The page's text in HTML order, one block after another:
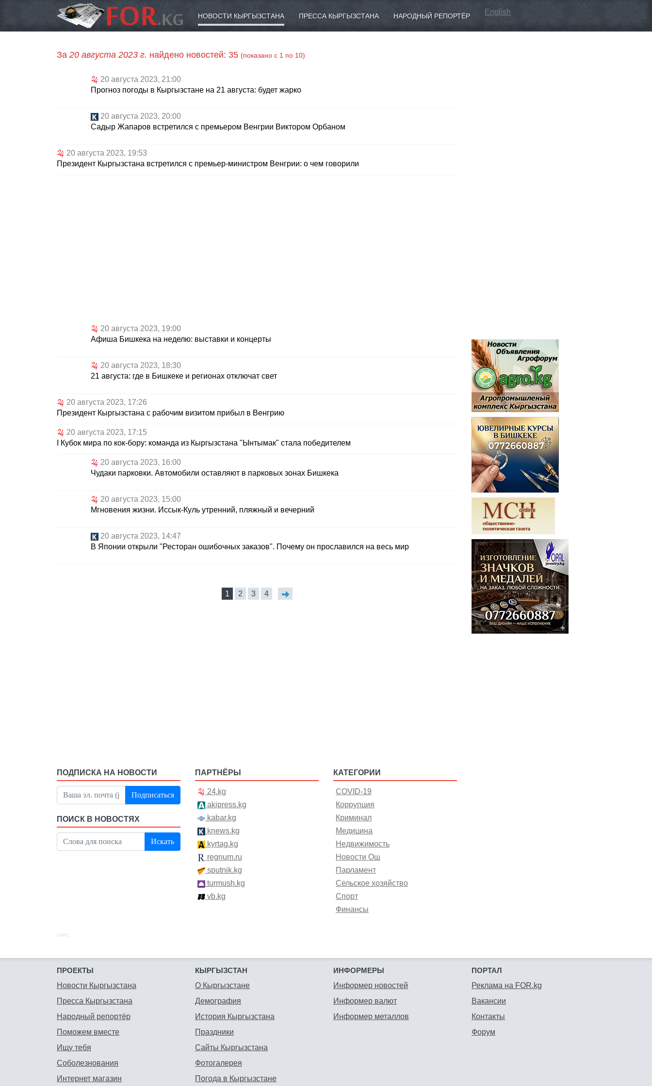
НОВОСТИ КЫРГЫЗСТАНА ПРЕССА КЫРГЫЗСТАНА НАРОДНЫЙ РЕПОРТЁР English
За 20 августа 2023 г. найдено новостей: 35 (показано с 1 по 10)
20 августа 2023, 21:00
Прогноз погоды в Кыргызстане на 21 августа: будет жарко
20 августа 2023, 20:00
Садыр Жапаров встретился с премьером Венгрии Виктором Орбаном
20 августа 2023, 19:53
Президент Кыргызстана встретился с премьер-министром Венгрии: о чем говорили
20 августа 2023, 19:00
Афиша Бишкека на неделю: выставки и концерты
20 августа 2023, 18:30
21 августа: где в Бишкеке и регионах отключат свет
20 августа 2023, 17:26
Президент Кыргызстана с рабочим визитом прибыл в Венгрию
20 августа 2023, 17:15
I Кубок мира по кок-бору: команда из Кыргызстана "Ынтымак" стала победителем
20 августа 2023, 16:00
Чудаки парковки. Автомобили оставляют в парковых зонах Бишкека
20 августа 2023, 15:00
Мгновения жизни. Иссык-Куль утренний, пляжный и вечерний
20 августа 2023, 14:47
В Японии открыли "Ресторан ошибочных заказов". Почему он прославился на весь мир
1 2 3 4
ПОДПИСКА НА НОВОСТИ
Подписаться
ПОИСК В НОВОСТЯХ
Искать
ПАРТНЁРЫ
24.kg
akipress.kg
kabar.kg
knews.kg
kyrtag.kg
regnum.ru
sputnik.kg
turmush.kg
vb.kg
КАТЕГОРИИ
COVID-19
Коррупция
Криминал
Медицина
Недвижимость
Новости Ош
Парламент
Сельское хозяйство
Спорт
Финансы
SAPE:
ПРОЕКТЫ
Новости Кыргызстана
Пресса Кыргызстана
Народный репортёр
Поможем вместе
Ищу тебя
Соболезнования
Интернет магазин
КЫРГЫЗСТАН
О Кыргызстане
Демография
История Кыргызстана
Праздники
Сайты Кыргызстана
Фотогалерея
Погода в Кыргызстане
ИНФОРМЕРЫ
Информер новостей
Информер валют
Информер металлов
ПОРТАЛ
Реклама на FOR.kg
Вакансии
Контакты
Форум